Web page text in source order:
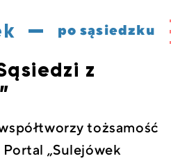
po sąsiedzku
z
tożsamość
„Sulejówek